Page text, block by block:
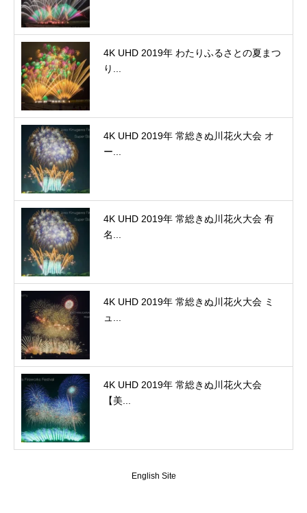
4K UHD 2019年 わたりふるさとの夏まつ
り...
4K UHD 2019年 常総きぬ川花火大会 オ
ー...
4K UHD 2019年 常総きぬ川花火大会 有
名...
4K UHD 2019年 常総きぬ川花火大会 ミ
ュ...
4K UHD 2019年 常総きぬ川花火大会
【美...
English Site